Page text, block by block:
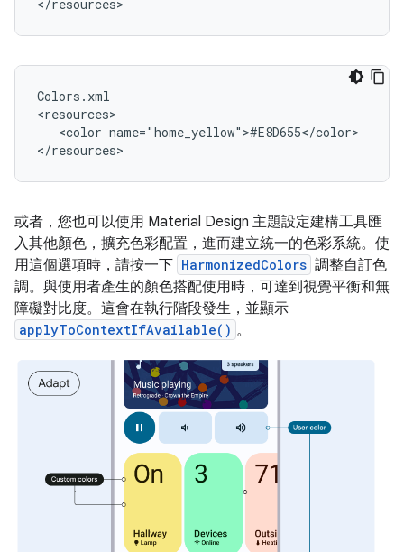
Colors.xml
<color name="home_yellow">#E8D655</color>
或者，您也可以使用 Material Design 主題設定建構工具匯
入其他顏色，擴充色彩配置，進而建立統一的色彩系統。使
用這個選項時，請按一下 HarmonizedColors 調整自訂色
調。與使用者產生的顏色搭配使用時，可達到視覺平衡和無
障礙對比度。這會在執行階段發生，並顯示
applyToContextIfAvailable() 。